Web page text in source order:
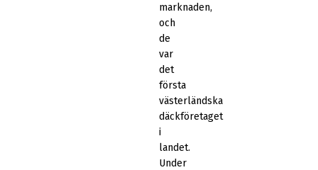
marknaden,
och
de
var
det
första
västerländska
däckföretaget
i
landet.
Under